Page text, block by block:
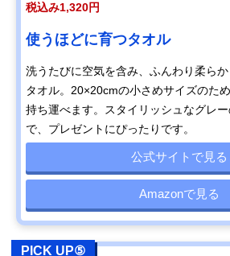
税込み1,320円
使うほどに育つタオル
洗うたびに空気を含み、ふんわり柔ら
タオル。20×20cmの小さめサイズのた
持ち運べます。スタイリッシュなグレ
で、プレゼントにぴったりです。
公式サイトで見る
Amazonで見る
PICK UP⑤